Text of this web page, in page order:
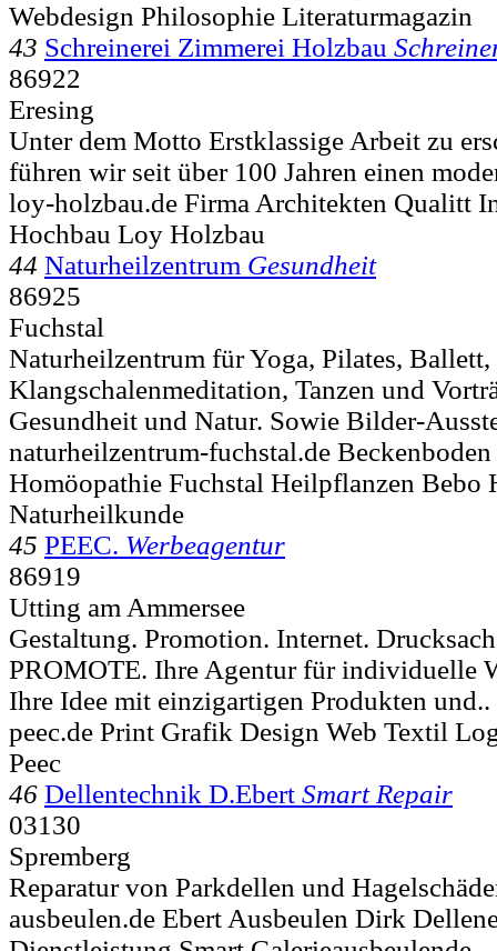
Webdesign Philosophie Literaturmagazin
43 Schreinerei Zimmerei Holzbau
86922
Eresing
Unter dem Motto Erstklassige Arbeit zu
führen wir seit über 100 Jahren einen
loy-holzbau.de Firma Architekten Qualitt
Hochbau Loy Holzbau
44 Naturheilzentrum Gesundheit
86925
Fuchstal
Naturheilzentrum für Yoga, Pilates,
Klangschalenmeditation, Tanzen und
Gesundheit und Natur. Sowie Bilder-
naturheilzentrum-fuchstal.de
Homöopathie Fuchstal Heilpflanzen Bebo
Naturheilkunde
45 PEEC. Werbeagentur
86919
Utting am Ammersee
Gestaltung. Promotion. Internet.
PROMOTE. Ihre Agentur für individuelle
Ihre Idee mit einzigartigen Produkten und..
peec.de Print Grafik Design Web Textil
Peec
46 Dellentechnik D.Ebert Smart Repair
03130
Spremberg
Reparatur von Parkdellen und
ausbeulen.de Ebert Ausbeulen Dirk